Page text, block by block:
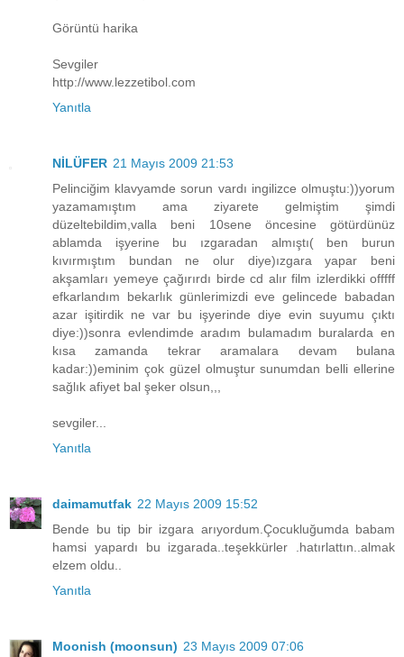
Görüntü harika
Sevgiler
http://www.lezzetibol.com
Yanıtla
NİLÜFER 21 Mayıs 2009 21:53
Pelinciğim klavyamde sorun vardı ingilizce olmuştu:))yorum
yazamamıştım ama ziyarete gelmiştim şimdi
düzeltebildim,valla beni 10sene öncesine götürdünüz
ablamda işyerine bu ızgaradan almıştı( ben burun
kıvırmıştım bundan ne olur diye)ızgara yapar beni
akşamları yemeye çağırırdı birde cd alır film izlerdikki offfff
efkarlandım bekarlık günlerimizdi eve gelincede babadan
azar işitirdik ne var bu işyerinde diye evin suyumu çıktı
diye:))sonra evlendimde aradım bulamadım buralarda en
kısa zamanda tekrar aramalara devam bulana
kadar:))eminim çok güzel olmuştur sunumdan belli ellerine
sağlık afiyet bal şeker olsun,,,
sevgiler...
Yanıtla
daimamutfak 22 Mayıs 2009 15:52
Bende bu tip bir izgara arıyordum.Çocukluğumda babam
hamsi yapardı bu izgarada..teşekkürler .hatırlattın..almak
elzem oldu..
Yanıtla
Moonish (moonsun) 23 Mayıs 2009 07:06